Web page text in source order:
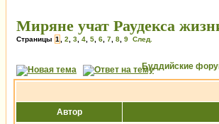
Миряне учат Раудекса
Страницы 1 2 3 4 5 6 7 8 9 След.
Буддийские
Автор